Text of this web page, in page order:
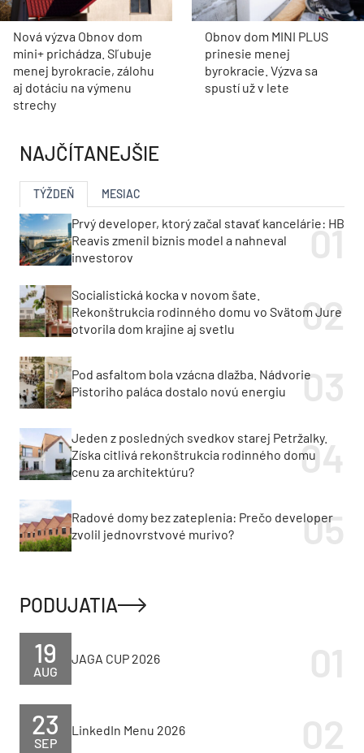
Nová výzva Obnov dom
mini+ prichádza. Sľubuje
menej byrokracie, zálohu
aj dotáciu na výmenu
strechy
Obnov dom MINI PLUS
prinesie menej
byrokracie. Výzva sa
spustí už v lete
NAJČÍTANEJŠIE
TÝŽDEŇ MESIAC
Prvý developer, ktorý začal stavať kancelárie: HB
Reavis zmenil biznis model a nahneval
investorov
Socialistická kocka v novom šate.
Rekonštrukcia rodinného domu vo Svätom Jure
otvorila dom krajine aj svetlu
Pod asfaltom bola vzácna dlažba. Nádvorie
Pistoriho paláca dostalo novú energiu
Jeden z posledných svedkov starej Petržalky.
Získa citlivá rekonštrukcia rodinného domu
cenu za architektúru?
Radové domy bez zateplenia: Prečo developer
zvolil jednovrstvové murivo?
PODUJATIA
AUG
19 JAGA CUP 2026
SEP
23 LinkedIn Menu 2026